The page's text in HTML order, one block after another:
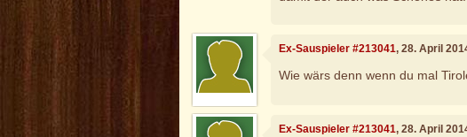
Ex-Sauspieler #213041, 28. April
Wie wärs denn wenn du mal
Ex-Sauspieler #213041, 28. April